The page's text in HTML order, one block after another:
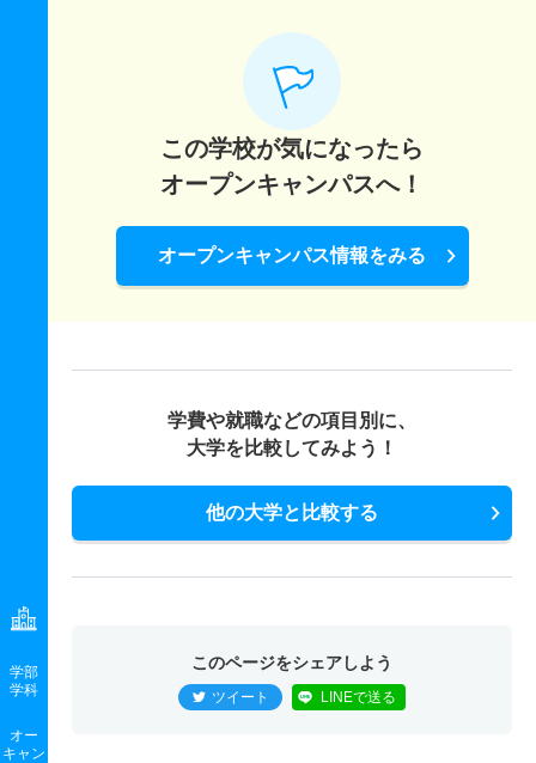
学部
学科
オー
キャン
この学校が気になったら
オープンキャンパスへ！
オープンキャンパス情報をみる
学費や就職などの項目別に、
大学を比較してみよう！
他の大学と比較する
このページをシェアしよう
ツイート LINEで送る